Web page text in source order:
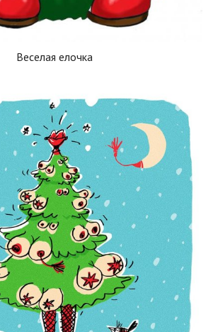
Веселая елочка